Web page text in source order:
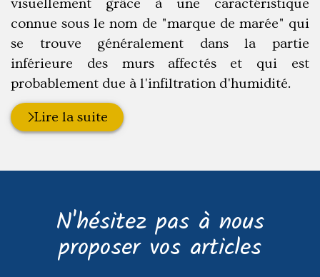
visuellement grâce à une caractéristique
connue sous le nom de "marque de marée" qui
se trouve généralement dans la partie
inférieure des murs affectés et qui est
probablement due à l'infiltration d'humidité.
Lire la suite
N'hésitez pas à nous
proposer vos articles